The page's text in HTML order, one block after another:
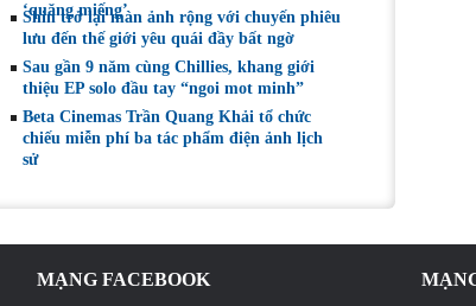
‘quăng miếng’
Shin trở lại màn ảnh rộng với chuyến phiêu
lưu đến thế giới yêu quái đầy bất ngờ
Sau gần 9 năm cùng Chillies, khang giới
thiệu EP solo đầu tay “ngoi mot minh”
Beta Cinemas Trần Quang Khải tổ chức
chiếu miễn phí ba tác phẩm điện ảnh lịch
sử
MẠNG FACEBOOK